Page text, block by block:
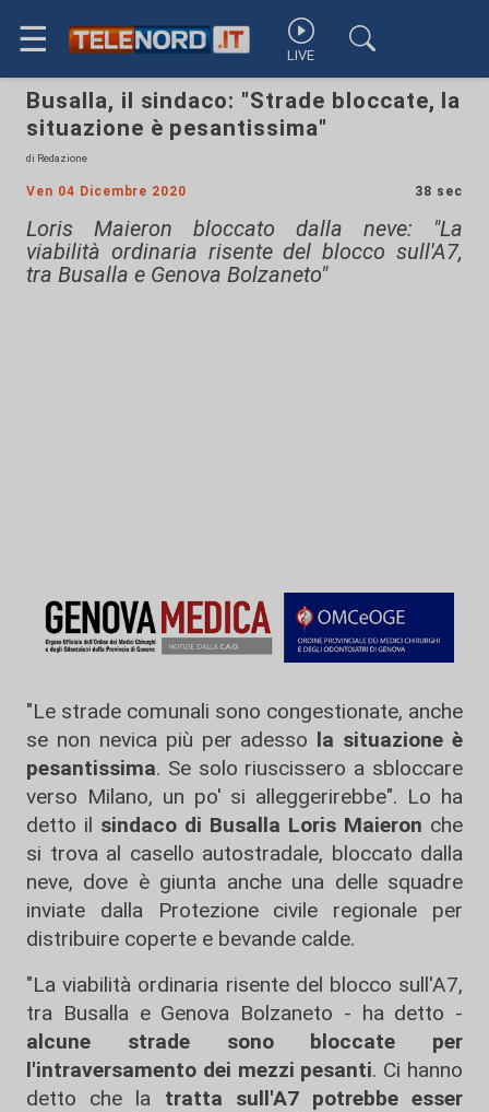
☰ LIVE
Busalla, il sindaco: "Strade bloccate, la
situazione è pesantissima"
di Redazione
Ven 04 Dicembre 2020 38 sec
Loris Maieron bloccato dalla neve: "La
viabilità ordinaria risente del blocco sull'A7,
tra Busalla e Genova Bolzaneto"
"Le strade comunali sono congestionate, anche
se non nevica più per adesso la situazione è
pesantissima. Se solo riuscissero a sbloccare
verso Milano, un po' si alleggerirebbe". Lo ha
detto il sindaco di Busalla Loris Maieron che
si trova al casello autostradale, bloccato dalla
neve, dove è giunta anche una delle squadre
inviate dalla Protezione civile regionale per
distribuire coperte e bevande calde.
"La viabilità ordinaria risente del blocco sull'A7,
tra Busalla e Genova Bolzaneto - ha detto -
alcune strade sono bloccate per
l'intraversamento dei mezzi pesanti. Ci hanno
detto che la tratta sull'A7 potrebbe esser